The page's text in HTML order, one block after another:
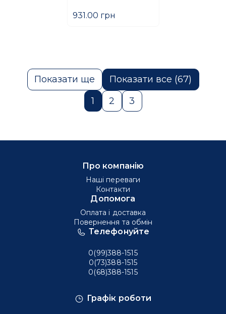
931.00 грн
Показати ще
1
2 3
Показати все (67)
Графік роботи
Телефонуйте
0(99)388-1515
0(73)388-1515
0(68)388-1515
Про компанію
Наші переваги
Контакти
Допомога
Оплата і доставка
Повернення та обмін